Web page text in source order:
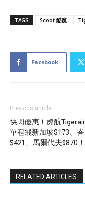
TAGS Scoot 酷航
Facebook
Previous article
快閃優惠！虎航
單程飛新加坡$173、
$421、馬爾代夫$870！
RELATED ARTICLES